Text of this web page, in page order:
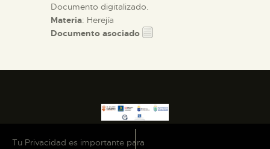
Documento digitalizado.
Materia: Herejía
Documento asociado
Tu Privacidad es importante para